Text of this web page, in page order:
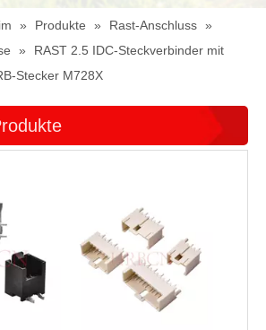
» Produkte » Rast-Anschluss »
»
RAST 2.5 IDC-Steckverbinder mit
Stecker M728X